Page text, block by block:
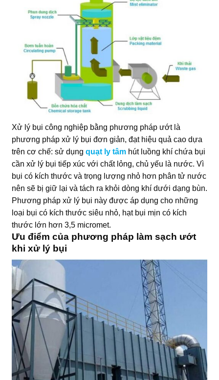
Xử lý bụi công nghiệp bằng phương pháp ướt là
phương pháp xử lý bụi đơn giản, đạt hiệu quả cao dựa
trên cơ chế: sử dụng quạt ly tâm hút luồng khí chứa bụi
cần xử lý bụi tiếp xúc với chất lỏng, chủ yếu là nước. Vì
bụi có kích thước và trọng lượng nhỏ hơn phân tử nước
nên sẽ bị giữ lại và tách ra khỏi dòng khí dưới dạng bùn.
Phương pháp xử lý bụi này được áp dụng cho những
loại bụi có kích thước siêu nhỏ, hạt bụi mịn có kích
thước lớn hơn 3,5 micromet.
Ưu điểm của phương pháp làm sạch ướt
khi xử lý bụi